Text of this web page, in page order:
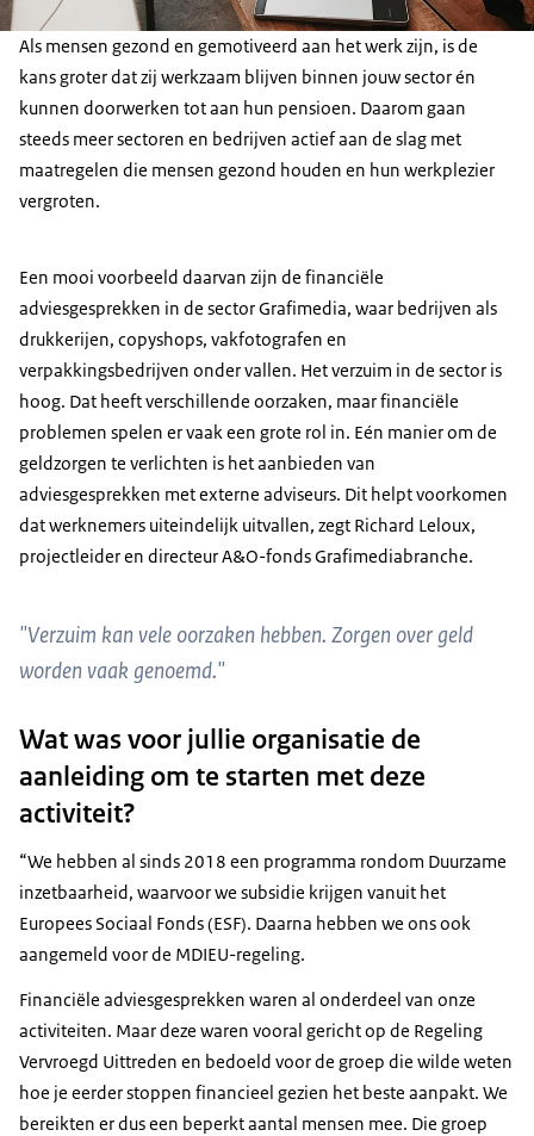
Als mensen gezond en gemotiveerd aan het werk zijn, is de
kans groter dat zij werkzaam blijven binnen jouw sector én
kunnen doorwerken tot aan hun pensioen. Daarom gaan
steeds meer sectoren en bedrijven actief aan de slag met
maatregelen die mensen gezond houden en hun werkplezier
vergroten.
Een mooi voorbeeld daarvan zijn de financiële
adviesgesprekken in de sector Grafimedia, waar bedrijven als
drukkerijen, copyshops, vakfotografen en
verpakkingsbedrijven onder vallen. Het verzuim in de sector is
hoog. Dat heeft verschillende oorzaken, maar financiële
problemen spelen er vaak een grote rol in. Eén manier om de
geldzorgen te verlichten is het aanbieden van
adviesgesprekken met externe adviseurs. Dit helpt voorkomen
dat werknemers uiteindelijk uitvallen, zegt Richard Leloux,
projectleider en directeur A&O-fonds Grafimediabranche.
"Verzuim kan vele oorzaken hebben. Zorgen over geld
worden vaak genoemd."
Wat was voor jullie organisatie de
aanleiding om te starten met deze
activiteit?
“We hebben al sinds 2018 een programma rondom Duurzame
inzetbaarheid, waarvoor we subsidie krijgen vanuit het
Europees Sociaal Fonds (ESF). Daarna hebben we ons ook
aangemeld voor de MDIEU-regeling.
Financiële adviesgesprekken waren al onderdeel van onze
activiteiten. Maar deze waren vooral gericht op de Regeling
Vervroegd Uittreden en bedoeld voor de groep die wilde weten
hoe je eerder stoppen financieel gezien het beste aanpakt. We
bereikten er dus een beperkt aantal mensen mee. Die groep